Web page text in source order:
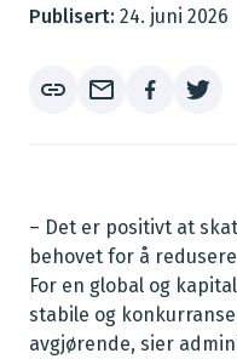
Publisert: 24. juni 2026
link mail_outline
– Det er positivt at
behovet for å
For en global og
stabile og
avgjørende, sier